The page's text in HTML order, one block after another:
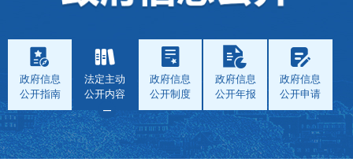
政府信息
公开指南
法定主动
公开内容
政府信息
公开制度
政府信息
公开年报
政府信息
公开申请